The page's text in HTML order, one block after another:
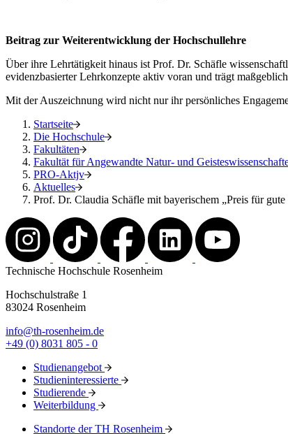
Beitrag zur Weiterentwicklung der Hochschullehre
Über ihre Lehrtätigkeit hinaus ist Prof. Dr. Schäfle
evidenzbasierter Lehrkonzepte aktiv voran und trägt
Mit der Auszeichnung wird nicht nur ihr persönliches
Startseite
Die Hochschule
Fakultäten
Fakultät für Angewandte Natur- und
PRO-Aktjv
Aktuelles
Prof. Dr. Claudia Schäfle mit bayerischem „Preis für gute
Technische Hochschule Rosenheim
Hochschulstraße 1
83024 Rosenheim
info@th-rosenheim.de
+49 (0) 8031 805 - 0
Studienangebot
Studieninteressierte
Studierende
Weiterbildung
Standorte der TH Rosenheim